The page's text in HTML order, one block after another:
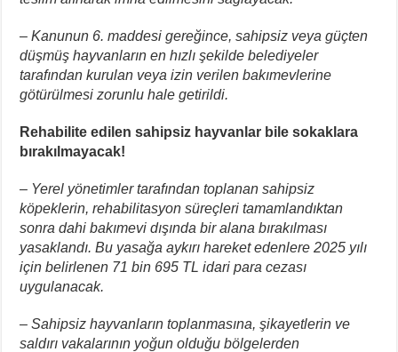
– Kanunun 6. maddesi gereğince, sahipsiz veya güçten
düşmüş hayvanların en hızlı şekilde belediyeler
tarafından kurulan veya izin verilen bakımevlerine
götürülmesi zorunlu hale getirildi.
Rehabilite edilen sahipsiz hayvanlar bile sokaklara
bırakılmayacak!
– Yerel yönetimler tarafından toplanan sahipsiz
köpeklerin, rehabilitasyon süreçleri tamamlandıktan
sonra dahi bakımevi dışında bir alana bırakılması
yasaklandı. Bu yasağa aykırı hareket edenlere 2025 yılı
için belirlenen 71 bin 695 TL idari para cezası
uygulanacak.
– Sahipsiz hayvanların toplanmasına, şikayetlerin ve
saldırı vakalarının yoğun olduğu bölgelerden